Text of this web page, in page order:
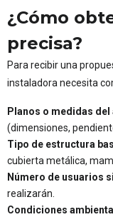
¿Cómo
precisa?
Para recibir una
instaladora necesita
Planos o medidas del
(dimensiones,
Tipo de estructura
cubierta metálica,
Número de usuarios
realizarán.
Condiciones